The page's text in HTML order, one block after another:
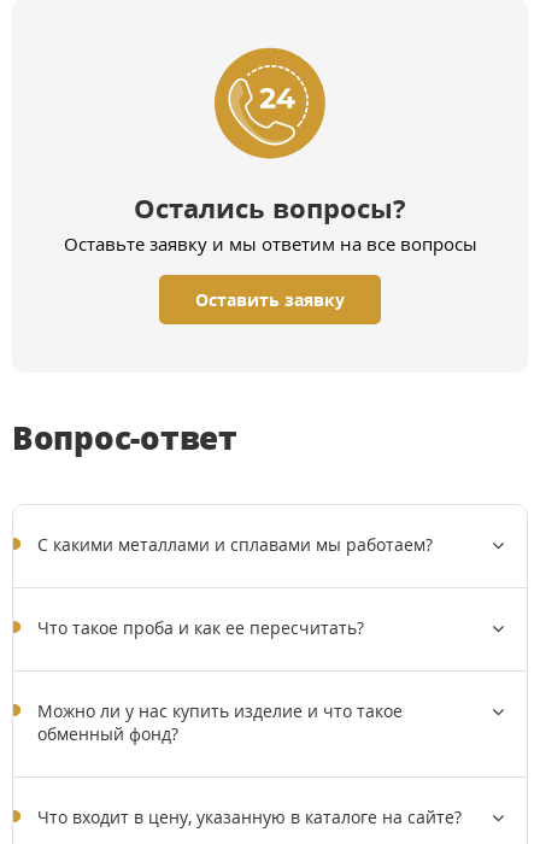
Остались вопросы?
Оставьте заявку и мы ответим на все вопросы
Оставить заявку
Вопрос-ответ
C какими металлами и сплавами мы работаем?
Что такое проба и как ее пересчитать?
Можно ли у нас купить изделие и что такое
обменный фонд?
Что входит в цену, указанную в каталоге на сайте?